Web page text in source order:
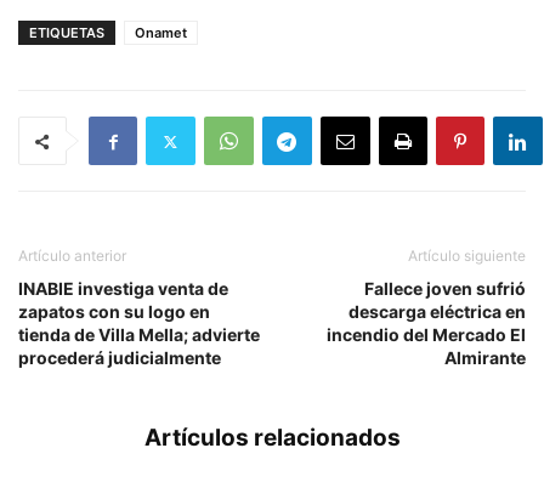
ETIQUETAS Onamet
Artículo anterior
INABIE investiga venta de
zapatos con su logo en
tienda de Villa Mella; advierte
procederá judicialmente
Artículo siguiente
Fallece joven sufrió
descarga eléctrica en
incendio del Mercado El
Almirante
Artículos relacionados